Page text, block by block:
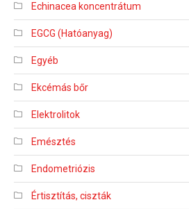
Echinacea koncentrátum
EGCG (Hatóanyag)
Egyéb
Ekcémás bőr
Elektrolitok
Emésztés
Endometriózis
Értisztítás, ciszták